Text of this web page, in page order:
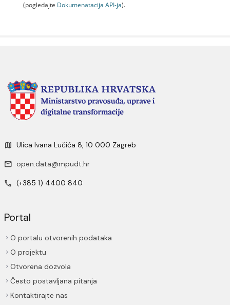
(pogledajte Dokumenаtаcijа API-jа).